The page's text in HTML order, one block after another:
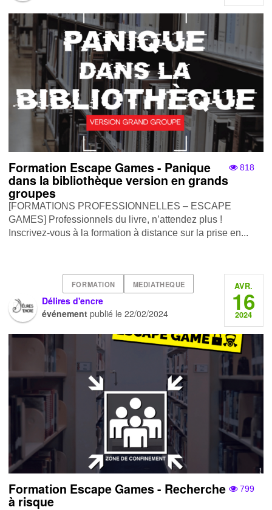
818
Formation Escape Games - Panique
dans la bibliothèque version en grands
groupes
[FORMATIONS PROFESSIONNELLES – ESCAPE
GAMES] Professionnels du livre, n’attendez plus !
Inscrivez-vous à la formation à distance sur la prise en...
FORMATION MEDIATHEQUE
Délires d'encre
événement publié le22/02/2024
AVR.
16
2024
799
Formation Escape Games - Recherche
à risque